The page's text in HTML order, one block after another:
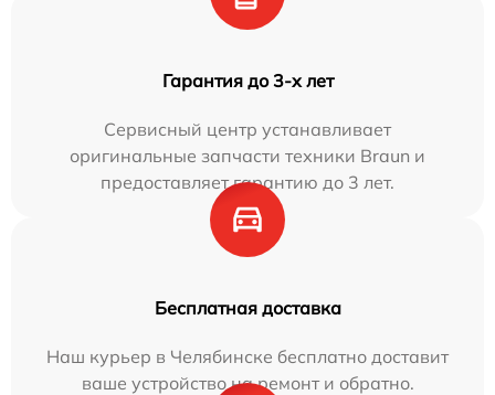
Гарантия до 3-х лет
Сервисный центр устанавливает
оригинальные запчасти техники Braun и
предоставляет гарантию до 3 лет.
Бесплатная доставка
Наш курьер в Челябинске бесплатно доставит
ваше устройство на ремонт и обратно.